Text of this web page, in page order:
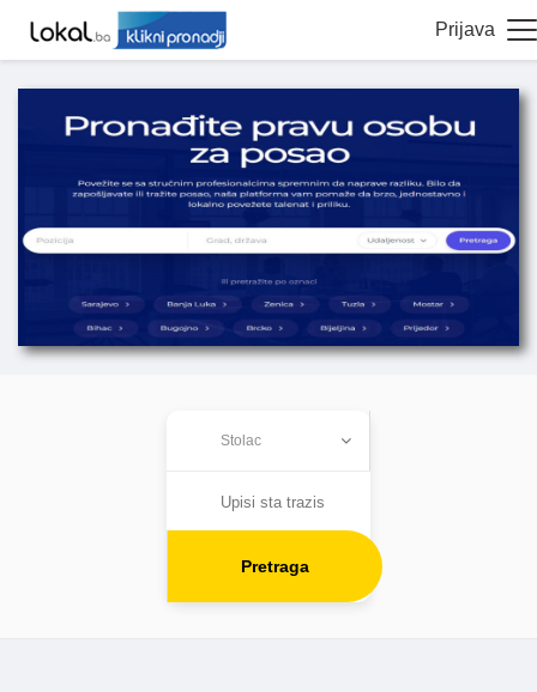
Prijava
Pretraga